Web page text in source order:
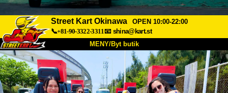
Street Kart Okinawa
OPEN 10:00-22:00
📞+81-90-3322-3311📧 shina@kart.st
MENY/Byt butik
HEM
Om oss Specifikationer Pris